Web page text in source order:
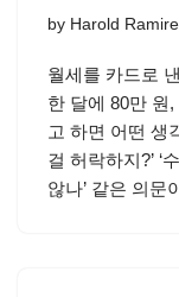
by Harold
월세를 카드로
한 달에 80만 원
고 하면 어떤 생
걸 허락하지?’ ‘
않나’ 같은 의문